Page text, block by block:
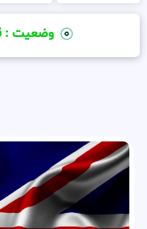
وضعیت : قابل